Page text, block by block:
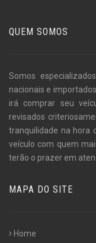
QUEM SOMOS
Somos
nacionais e
irá comprar seu
revisados
tranquilidade na hora
veículo com quem
terão o prazer em
MAPA DO SITE
Home